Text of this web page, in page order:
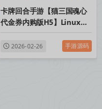
卡牌回合手游【猫三国魂心
代金券内购版H5】Linux手
工服务端+管理后台+简易安
卓客户端+视频架设教程
2026-02-26 手游源码